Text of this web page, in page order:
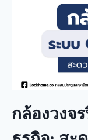
กล้องวงจ